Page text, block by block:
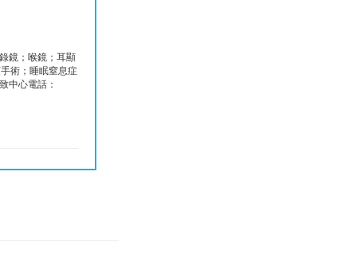
鏡；喉鏡；耳顯
術；睡眠窒息症
中心電話：